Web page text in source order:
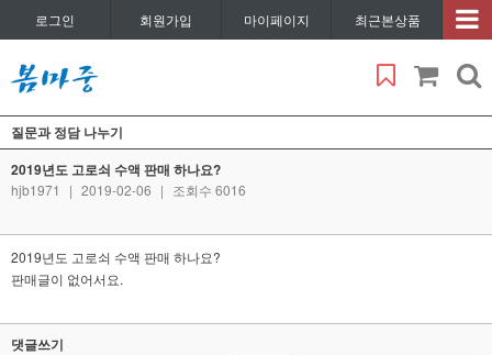
로그인 회원가입 마이페이지 최근본상품
질문과 정담 나누기
2019년도 고로쇠 수액 판매 하나요?
hjb1971 | 2019-02-06 | 조회수 6016
2019년도 고로쇠 수액 판매 하나요?
판매글이 없어서요.
댓글쓰기